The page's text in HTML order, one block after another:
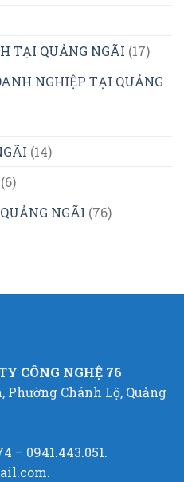
TẠI QUẢNG NGÃI (17)
NGHIỆP TẠI QUẢNG
(14)
(6)
NGÃI (76)
CÔNG NGHỆ 76
Phường Chánh Lộ, Quảng
– 0941.443.051.